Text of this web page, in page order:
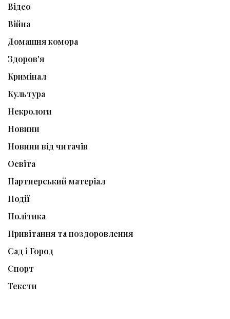
Відео
Війна
Домашня комора
Здоров'я
Кримінал
Культура
Некрологи
Новини
Новини від читачів
Освіта
Партнерський матеріал
Події
Політика
Привітання та поздоровлення
Сад і Город
Спорт
Тексти